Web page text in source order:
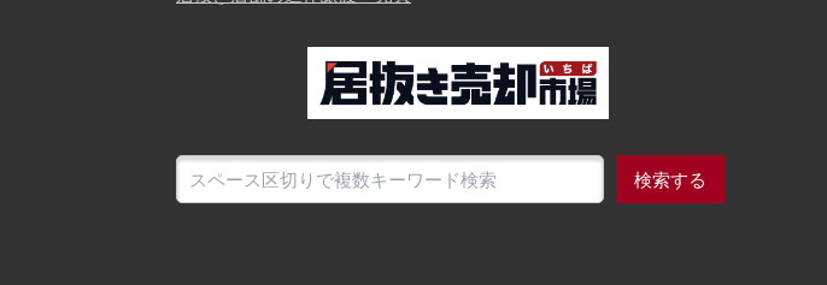
検索する